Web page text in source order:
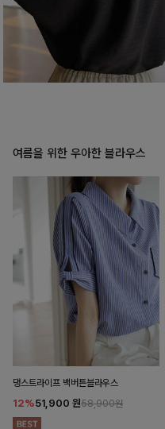
여름을 위한 우아한 블라우스
댕스트라이프 백버튼블라우스
12%51,900 원58,900원